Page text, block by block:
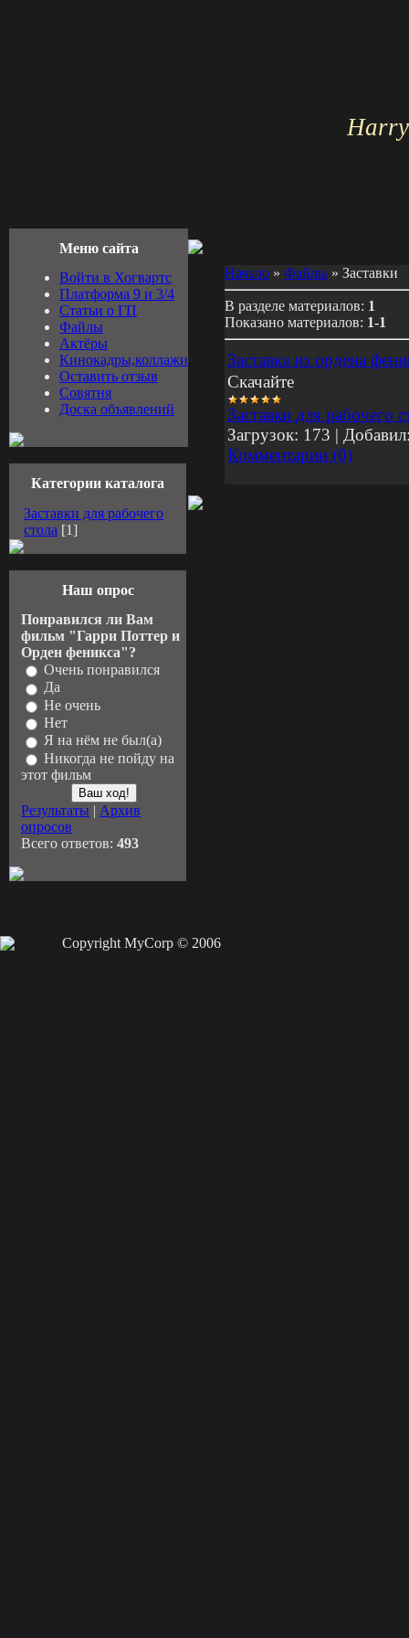
Меню сайта
Войти в Хогвартс
Платформа 9 и 3/4
Cтатьи о ГП
Файлы
Актёры
Кинокадры,коллажи
Оставить отзыв
Совятня
Доска объявлений
Категории каталога
Заставки для рабочего
стола [1]
Наш опрос
Понравился ли Вам
фильм "Гарри Поттер и
Орден феникса"?
Очень понравился
Да
Не очень
Нет
Я на нём не был(а)
Никогда не пойду на
этот фильм
Результаты | Архив
опросов
Всего ответов: 493
Начало » Файлы » Заставки
В разделе материалов: 1
Показано материалов: 1-1
Заставка из ордена
Скачайте
Заставки для рабочего
Загрузок: 173 |
Комментарии (0)
Copyright MyCorp © 2006